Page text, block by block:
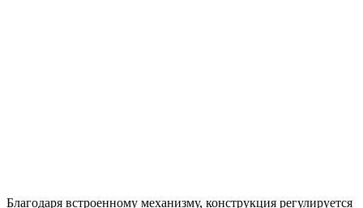
Благодаря встроенному механизму, конструкция регулируется